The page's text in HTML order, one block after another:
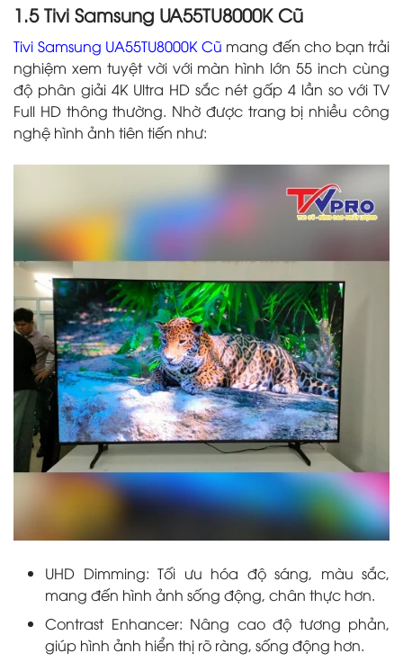
1.5 Tivi Samsung UA55TU8000K Cũ
Tivi Samsung UA55TU8000K Cũ mang đến cho bạn trải
nghiệm xem tuyệt vời với màn hình lớn 55 inch cùng
độ phân giải 4K Ultra HD sắc nét gấp 4 lần so với TV
Full HD thông thường. Nhờ được trang bị nhiều công
nghệ hình ảnh tiên tiến như:
UHD Dimming: Tối ưu hóa độ sáng, màu sắc,
mang đến hình ảnh sống động, chân thực hơn.
Contrast Enhancer: Nâng cao độ tương phản,
giúp hình ảnh hiển thị rõ ràng, sống động hơn.